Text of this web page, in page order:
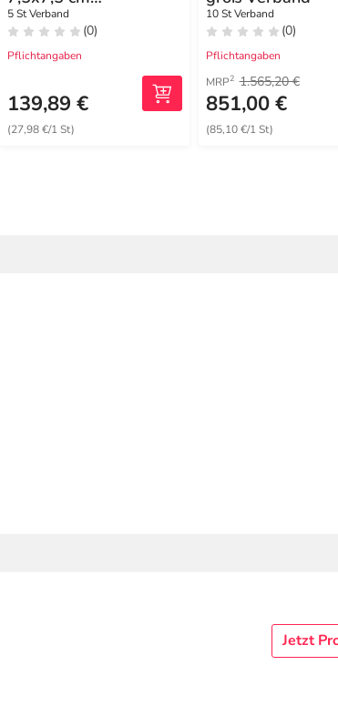
Schaumverband
5 St Verband
(0)
Pflichtangaben
139,89 €
(27,98 €/1 St)
10 St Verband
(0)
Pflichtangaben
MRP2 1.565,20 €
851,00 €
(85,10 €/1 St)
Jetzt